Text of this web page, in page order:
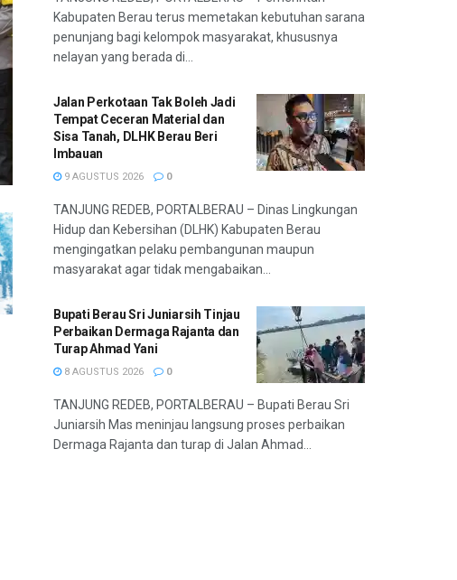
Kabupaten Berau terus memetakan kebutuhan sarana
penunjang bagi kelompok masyarakat, khususnya
nelayan yang berada di...
Jalan Perkotaan Tak Boleh Jadi
Tempat Ceceran Material dan
Sisa Tanah, DLHK Berau Beri
Imbauan
9 AGUSTUS 2026 0
TANJUNG REDEB, PORTALBERAU – Dinas Lingkungan
Hidup dan Kebersihan (DLHK) Kabupaten Berau
mengingatkan pelaku pembangunan maupun
masyarakat agar tidak mengabaikan...
Bupati Berau Sri Juniarsih Tinjau
Perbaikan Dermaga Rajanta dan
Turap Ahmad Yani
8 AGUSTUS 2026 0
TANJUNG REDEB, PORTALBERAU – Bupati Berau Sri
Juniarsih Mas meninjau langsung proses perbaikan
Dermaga Rajanta dan turap di Jalan Ahmad...